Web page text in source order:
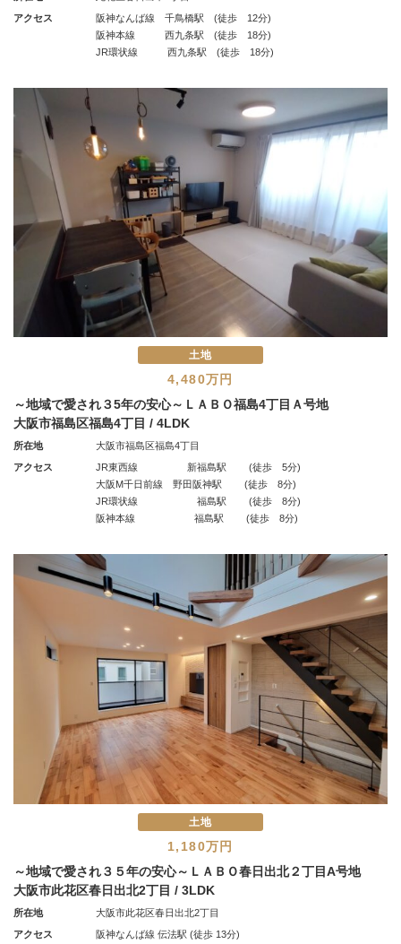
アクセス
阪神なんば線 千鳥橋駅 (徒歩 12分)
阪神本線 西九条駅 (徒歩 18分)
JR環状線 西九条駅 (徒歩 18分)
土地
4,480万円
～地域で愛され３5年の安心～ＬＡＢＯ福島4丁目Ａ号地
大阪市福島区福島4丁目 / 4LDK
所在地
大阪市福島区福島4丁目
アクセス
JR東西線 新福島駅 (徒歩 5分)
大阪M千日前線 野田阪神駅 (徒歩 8分)
JR環状線 福島駅 (徒歩 8分)
阪神本線 福島駅 (徒歩 8分)
土地
1,180万円
～地域で愛され３５年の安心～ＬＡＢＯ春日出北２丁目A号地
大阪市此花区春日出北2丁目 / 3LDK
所在地
大阪市此花区春日出北2丁目
アクセス
阪神なんば線 伝法駅 (徒歩 13分)